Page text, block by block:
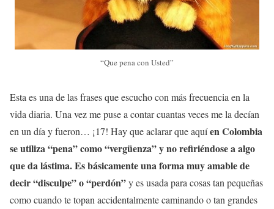
“Que pena con Usted”
Esta es una de las frases que escucho con más frecuencia en la
vida diaria. Una vez me puse a contar cuantas veces me la decían
en un día y fueron… ¡17! Hay que aclarar que aquíen Colombia
se utiliza “pena” como “vergüenza” y no refiriéndose a algo
que da lástima. Es básicamente una forma muy amable de
decir “disculpe” o “perdón”y es usada para cosas tan pequeñas
como cuando te topan accidentalmente caminando o tan grandes